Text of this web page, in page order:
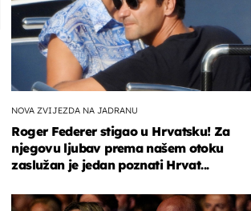
NOVA ZVIJEZDA NA JADRANU
Roger Federer stigao u Hrvatsku! Za
njegovu ljubav prema našem otoku
zaslužan je jedan poznati Hrvat...